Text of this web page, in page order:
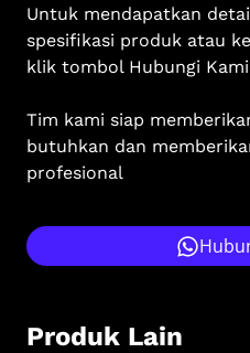
Untuk mendapatkan
spesifikasi produk atau
klik tombol Hubungi
Tim kami siap
butuhkan dan
profesional
Produk Lain